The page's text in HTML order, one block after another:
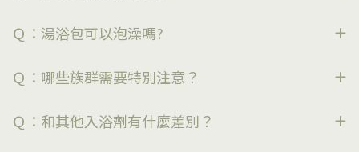
Ｑ：湯浴包可以泡澡嗎?
Ｑ：哪些族群需要特別注意？
Ｑ：和其他入浴劑有什麼差別？